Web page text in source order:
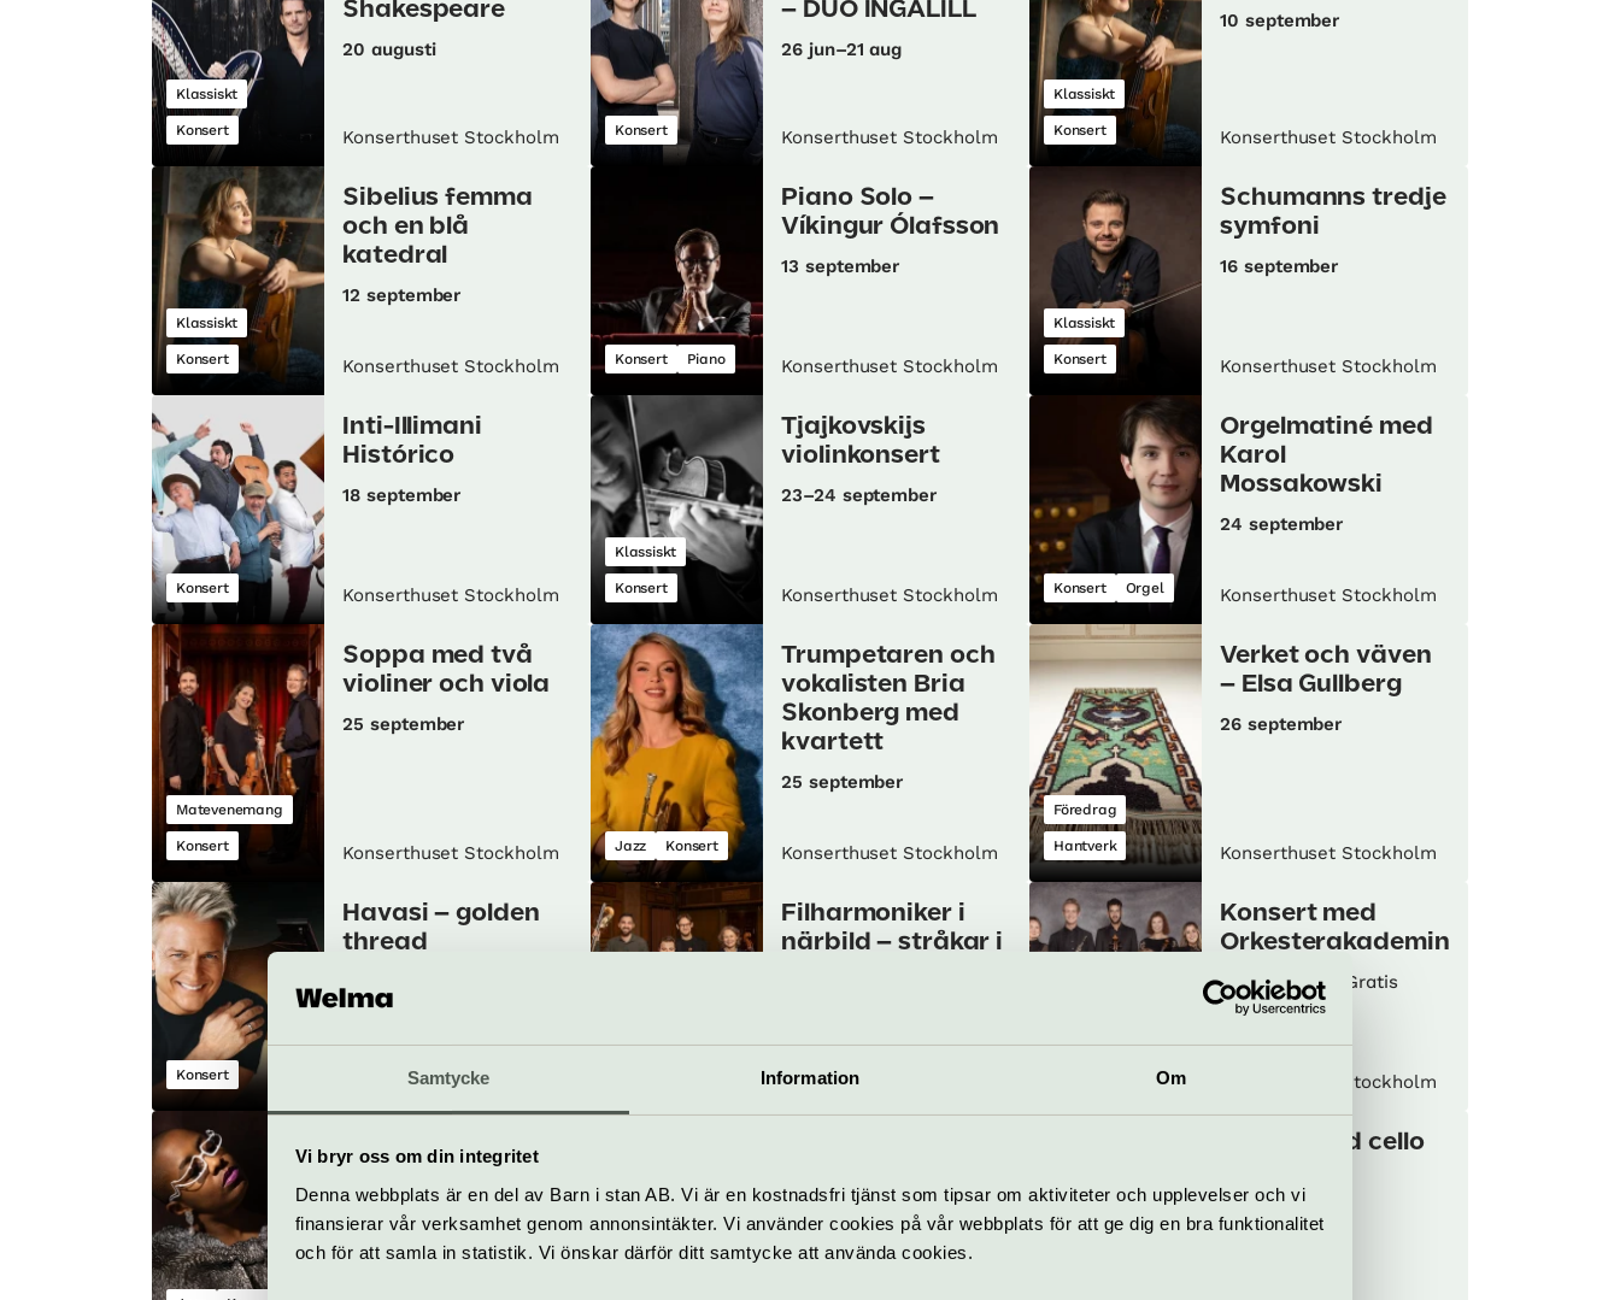
Samtycke Information Om
Vi bryr oss om din integritet
Denna webbplats är en del av Barn i stan AB. Vi är en kostnadsfri tjänst som tipsar om aktiviteter och upplevelser och vi
finansierar vår verksamhet genom annonsintäkter. Vi använder cookies på vår webbplats för att ge dig en bra funktionalitet
och för att samla in statistik. Vi önskar därför ditt samtycke att använda cookies.
Klassiskt
Konsert
Shakespeare
20 augusti
Konserthuset Stockholm Konsert
– DUO INGALILL
26 jun–21 aug
Konserthuset Stockholm
Klassiskt
Konsert
10 september
Konserthuset Stockholm
Klassiskt
Konsert
Sibelius femma
och en blå
katedral
12 september
Konserthuset Stockholm Konsert Piano
Piano Solo –
Víkingur Ólafsson
13 september
Konserthuset Stockholm
Klassiskt
Konsert
Schumanns tredje
symfoni
16 september
Konserthuset Stockholm
Konsert
Inti-Illimani
Histórico
18 september
Konserthuset Stockholm
Klassiskt
Konsert
Tjajkovskijs
violinkonsert
23–24 september
Konserthuset Stockholm Konsert Orgel
Orgelmatiné med
Karol
Mossakowski
24 september
Konserthuset Stockholm
Matevenemang
Konsert
Soppa med två
violiner och viola
25 september
Konserthuset Stockholm Jazz Konsert
Trumpetaren och
vokalisten Bria
Skonberg med
kvartett
25 september
Konserthuset Stockholm
Föredrag
Hantverk
Verket och väven
– Elsa Gullberg
26 september
Konserthuset Stockholm
Konsert
Havasi – golden
thread
Konserthuset Stockholm
Filharmoniker i
närbild – stråkar i
Konserthuset Stockholm
Konsert med
Orkesterakademin
10 jan–27 okt Gratis
Konserthuset Stockholm
Cécile Mclorin
Salvant
8–10 oktober
Soppa med cello